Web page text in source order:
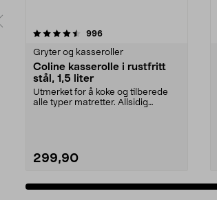
996anmeldelser
Gryter og kasseroller
Coline kasserolle i rustfritt
stål, 1,5 liter
Utmerket for å koke og tilberede
alle typer matretter. Allsidig
299,90
4.5 av 5 stjerner